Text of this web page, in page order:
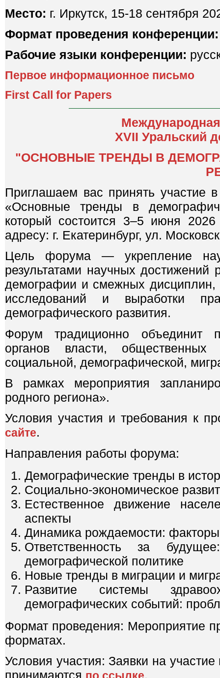
Место: г. Иркутск, 15-18 сентября
Формат проведения конференции:
Рабочие языки конференции:
Первое информационное письмо
First Call for Papers
XVII Уральский
"ОСНОВНЫЕ ТРЕНДЫ В
Приглашаем вас принять участие
«Основные тренды в
который состоится 3–5 июня
адресу: г. Екатеринбург, ул.
Цель форума — укрепление
результатами научных
демографии и смежных дисциплин,
исследований и выработки
демографического развития.
Форум традиционно объединит
органов власти, общественных
социальной, демографической,
В рамках мероприятия
родного региона».
Условия участия и требования к
сайте.
Направления работы форума:
Демографические тренды в
Социально-экономическое
Естественное движение
аспекты
Динамика рождаемости:
Ответственность за
демографической политике
Новые тренды в миграции и
Развитие системы
демографических событий:
Формат проведения: Мероприятие
форматах.
Условия участия: Заявки на
принимаются
.